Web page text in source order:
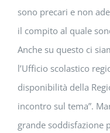
sono precari e non
il compito al quale
Anche su questo ci
l’Ufficio scolastico
disponibilità della
incontro sul tema”.
grande soddisfazione